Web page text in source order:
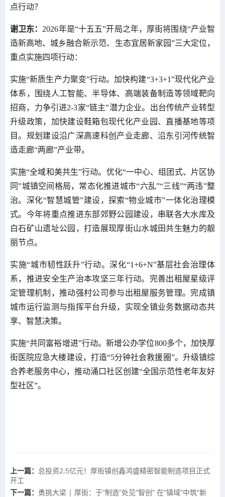
点行动？
谢卫东： 2026年是“十五五”开局之年，厚街将围绕“产业智
造新高地、城乡融合新示范、生态宜居新家园”三大定位，
重点实施四项行动：
实施“新质生产力聚变”行动。加快构建“3+3+1”现代化产业
体系，围绕人工智能、半导体、高端装备制造等领域靶向
招商，力争引进2-3家“链主”潜力企业。出台传统产业转型
升级政策，加快建设鞋箱包现代化产业园、直播基地等项
目。规划建设沿广深高速科创产业走廊、沿东引河传统智
造走廊“两廊”产业带。
实施“全域和美共生”行动。优化“一中心、组团式、片区协
同”城镇空间格局，常态化推进城市“六乱”“三线”“两违”整
治。深化“智慧城管”建设，探索“物业城市”一体化治理模
式。今年将重点推进东部郊野公园建设，串联各大水库及
白石矿山遗址公园，打造展现厚街山水城田共生魅力的靓
丽节点。
实施“城市韧性跃升”行动。深化“1+6+N”基层社会治理体
系，推进安全生产治本攻坚三年行动。完善出租屋星级评
定管理机制，推动强村公司参与出租屋服务管理。完成镇
城市运行监测与指挥平台升级，实现全镇业务数据动态共
享、智慧决策。
实施“共同富裕增进”行动。新增公办学位800多个，加快厚
街医院应急大楼建设，打造“5分钟社会救援圈”。升级镇综
合养老服务中心，推动涌口社区创建“全国示范性老年友好
型社区”。
上一篇： 总投资2.5亿元！厚街镇创鑫鸿盛精密智能制造项目正式
开工
下一篇： 勇挑大梁 | 厚街：于“制造”处见“智创” 在“镇域”中筑“新